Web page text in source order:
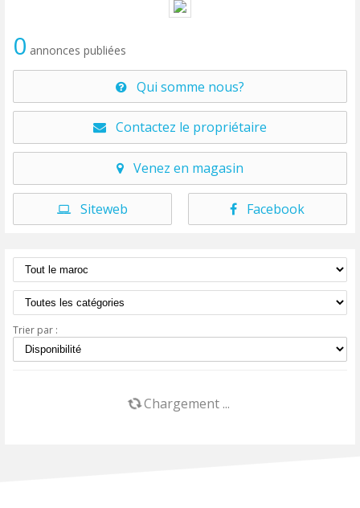
0 annonces publiées
Qui somme nous?
Contactez le propriétaire
Venez en magasin
Siteweb Facebook
Trier par :
Chargement ...